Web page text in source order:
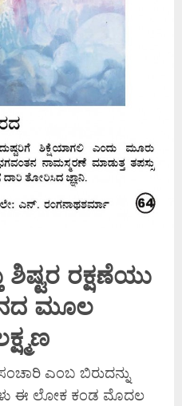
ಶಿಷ್ಟರ ರಕ್ಷಣೆಯು
ಮೂಲ
ಎಂಬ ಬಿರುದನ್ನು
ಈ ಲೋಕ ಕಂಡ ಮೊದಲ